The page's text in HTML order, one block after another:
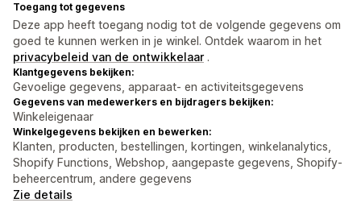
Toegang tot gegevens
Deze app heeft toegang nodig tot de volgende gegevens om
goed te kunnen werken in je winkel. Ontdek waarom in het
privacybeleid van de ontwikkelaar .
Klantgegevens bekijken:
Gevoelige gegevens, apparaat- en activiteitsgegevens
Gegevens van medewerkers en bijdragers bekijken:
Winkeleigenaar
Winkelgegevens bekijken en bewerken:
Klanten, producten, bestellingen, kortingen, winkelanalytics,
Shopify Functions, Webshop, aangepaste gegevens, Shopify-
beheercentrum, andere gegevens
Zie details